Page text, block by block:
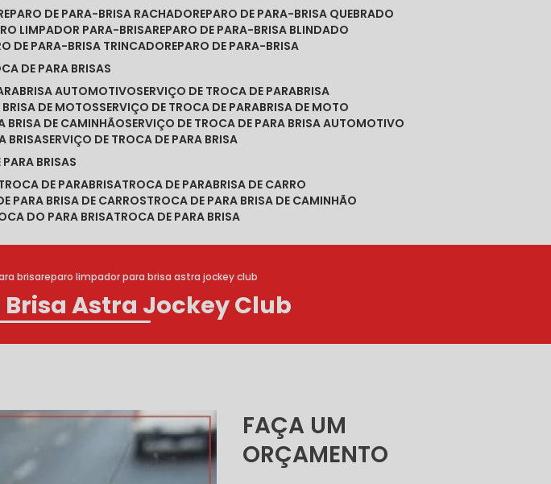
REPARO DE PARA-BRISA RACHADO REPARO DE PARA-BRISA QUEBRADO
LIMPADOR PARA-BRISA REPARO DE PARA-BRISA BLINDADO
DE PARA-BRISA TRINCADO REPARO DE PARA-BRISA
DE PARA BRISAS
AUTOMOTIVO SERVIÇO DE TROCA DE PARABRISA
BRISA DE MOTOS SERVIÇO DE TROCA DE PARABRISA DE MOTO
BRISA DE CAMINHÃO SERVIÇO DE TROCA DE PARA BRISA AUTOMOTIVO
BRISA SERVIÇO DE TROCA DE PARA BRISA
PARA BRISAS
TROCA DE PARABRISA TROCA DE PARABRISA DE CARRO
PARA BRISA DE CARROS TROCA DE PARA BRISA DE CAMINHÃO
DO PARA BRISA TROCA DE PARA BRISA
brisareparo limpador para brisa astra jockey club
Astra Jockey Club
FAÇA UM
ORÇAMENTO